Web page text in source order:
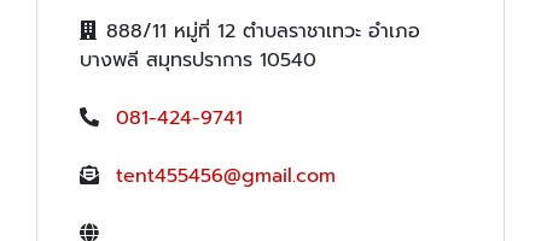
888/11 หมู่ที่ 12 ตำบลราชาเทวะ อำเภอ
บางพลี สมุทรปราการ 10540
081-424-9741
tent455456@gmail.com